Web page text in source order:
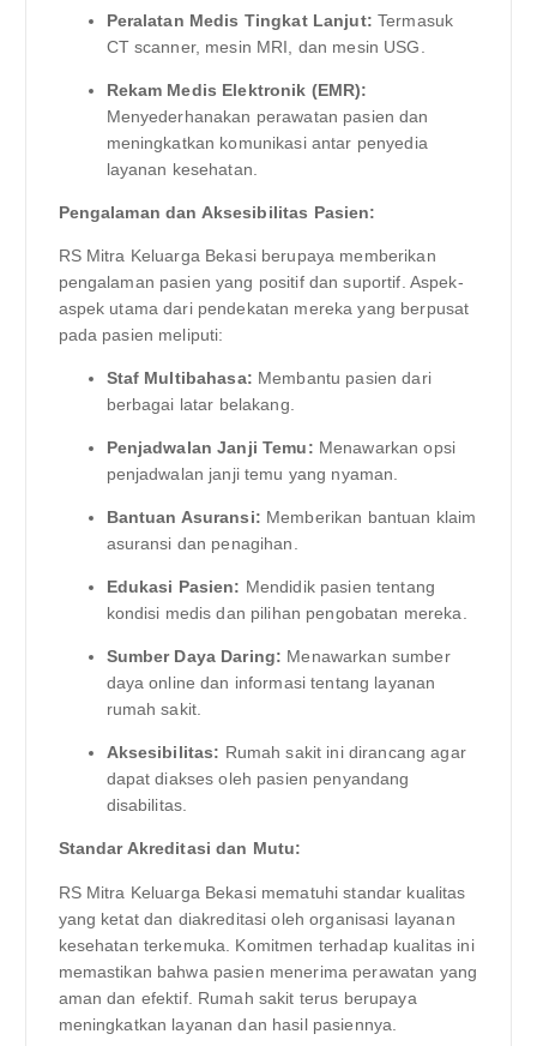
Peralatan Medis Tingkat Lanjut: Termasuk
CT scanner, mesin MRI, dan mesin USG.
Rekam Medis Elektronik (EMR):
Menyederhanakan perawatan pasien dan
meningkatkan komunikasi antar penyedia
layanan kesehatan.
Pengalaman dan Aksesibilitas Pasien:
RS Mitra Keluarga Bekasi berupaya memberikan
pengalaman pasien yang positif dan suportif. Aspek-
aspek utama dari pendekatan mereka yang berpusat
pada pasien meliputi:
Staf Multibahasa: Membantu pasien dari
berbagai latar belakang.
Penjadwalan Janji Temu: Menawarkan opsi
penjadwalan janji temu yang nyaman.
Bantuan Asuransi: Memberikan bantuan klaim
asuransi dan penagihan.
Edukasi Pasien: Mendidik pasien tentang
kondisi medis dan pilihan pengobatan mereka.
Sumber Daya Daring: Menawarkan sumber
daya online dan informasi tentang layanan
rumah sakit.
Aksesibilitas: Rumah sakit ini dirancang agar
dapat diakses oleh pasien penyandang
disabilitas.
Standar Akreditasi dan Mutu:
RS Mitra Keluarga Bekasi mematuhi standar kualitas
yang ketat dan diakreditasi oleh organisasi layanan
kesehatan terkemuka. Komitmen terhadap kualitas ini
memastikan bahwa pasien menerima perawatan yang
aman dan efektif. Rumah sakit terus berupaya
meningkatkan layanan dan hasil pasiennya.